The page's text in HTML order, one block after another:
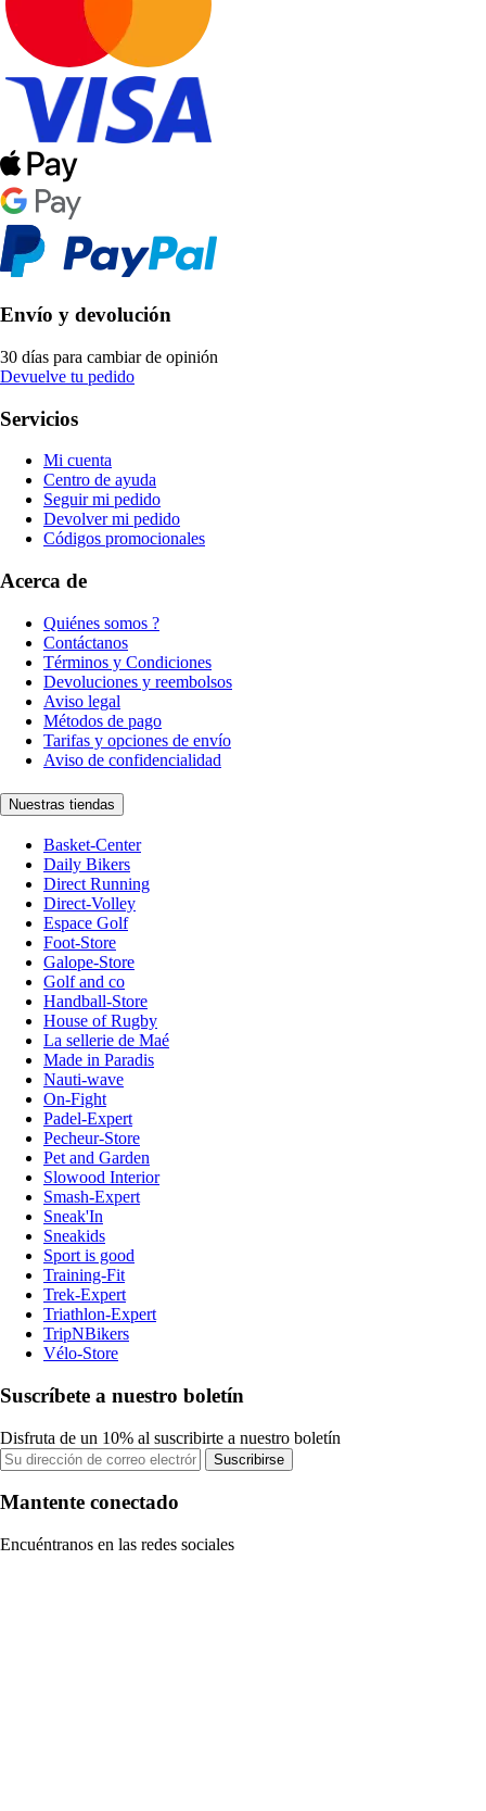
Envío y devolución
30 días para cambiar de opinión
Devuelve tu pedido
Servicios
Mi cuenta
Centro de ayuda
Seguir mi pedido
Devolver mi pedido
Códigos promocionales
Acerca de
Quiénes somos ?
Contáctanos
Términos y Condiciones
Devoluciones y reembolsos
Aviso legal
Métodos de pago
Tarifas y opciones de envío
Aviso de confidencialidad
Nuestras tiendas
Basket-Center
Daily Bikers
Direct Running
Direct-Volley
Espace Golf
Foot-Store
Galope-Store
Golf and co
Handball-Store
House of Rugby
La sellerie de Maé
Made in Paradis
Nauti-wave
On-Fight
Padel-Expert
Pecheur-Store
Pet and Garden
Slowood Interior
Smash-Expert
Sneak'In
Sneakids
Sport is good
Training-Fit
Trek-Expert
Triathlon-Expert
TripNBikers
Vélo-Store
Suscríbete a nuestro boletín
Disfruta de un 10% al suscribirte a nuestro boletín
Suscribirse
Mantente conectado
Encuéntranos en las redes sociales